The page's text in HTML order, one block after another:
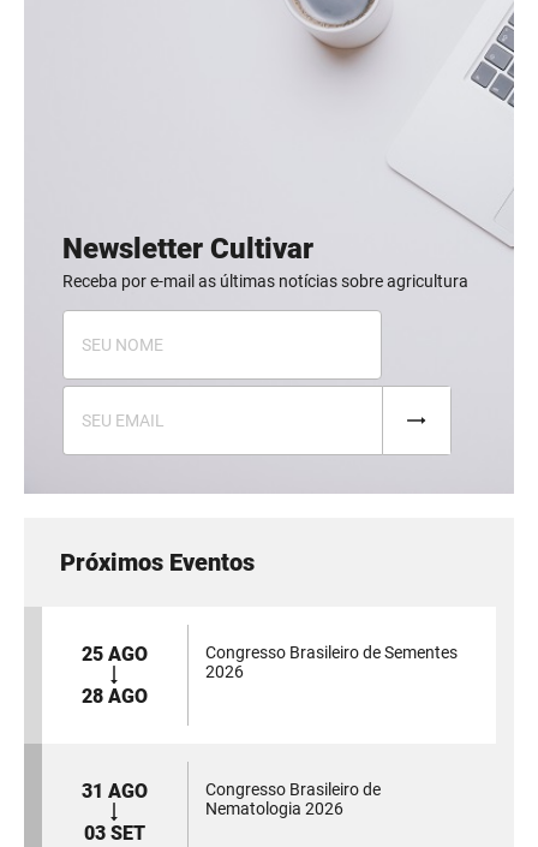
Newsletter Cultivar
Receba por e-mail as últimas notícias sobre agricultura
Próximos Eventos
25 AGO
28 AGO
Congresso Brasileiro de Sementes
2026
31 AGO
03 SET
Congresso Brasileiro de
Nematologia 2026